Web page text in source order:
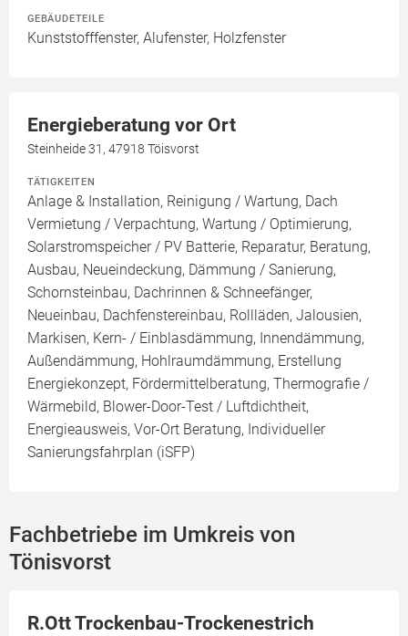
GEBÄUDETEILE
Kunststofffenster, Alufenster, Holzfenster
Energieberatung vor Ort
Steinheide 31, 47918 Töisvorst
TÄTIGKEITEN
Anlage & Installation, Reinigung / Wartung, Dach
Vermietung / Verpachtung, Wartung / Optimierung,
Solarstromspeicher / PV Batterie, Reparatur, Beratung,
Ausbau, Neueindeckung, Dämmung / Sanierung,
Schornsteinbau, Dachrinnen & Schneefänger,
Neueinbau, Dachfenstereinbau, Rollläden, Jalousien,
Markisen, Kern- / Einblasdämmung, Innendämmung,
Außendämmung, Hohlraumdämmung, Erstellung
Energiekonzept, Fördermittelberatung, Thermografie /
Wärmebild, Blower-Door-Test / Luftdichtheit,
Energieausweis, Vor-Ort Beratung, Individueller
Sanierungsfahrplan (iSFP)
Fachbetriebe im Umkreis von
Tönisvorst
R.Ott Trockenbau-Trockenestrich